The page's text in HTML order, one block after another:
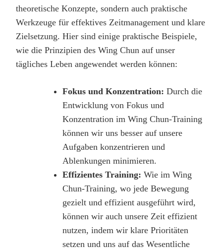
theoretische Konzepte, sondern auch praktische
Werkzeuge für effektives Zeitmanagement und klare
Zielsetzung. Hier sind einige praktische Beispiele,
wie die Prinzipien des Wing Chun auf unser
tägliches Leben angewendet werden können:
Fokus und Konzentration: Durch die
Entwicklung von Fokus und
Konzentration im Wing Chun-Training
können wir uns besser auf unsere
Aufgaben konzentrieren und
Ablenkungen minimieren.
Effizientes Training: Wie im Wing
Chun-Training, wo jede Bewegung
gezielt und effizient ausgeführt wird,
können wir auch unsere Zeit effizient
nutzen, indem wir klare Prioritäten
setzen und uns auf das Wesentliche